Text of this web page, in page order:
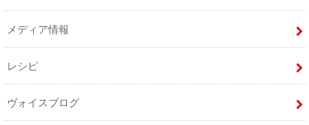
メディア情報
レシピ
ヴォイスブログ